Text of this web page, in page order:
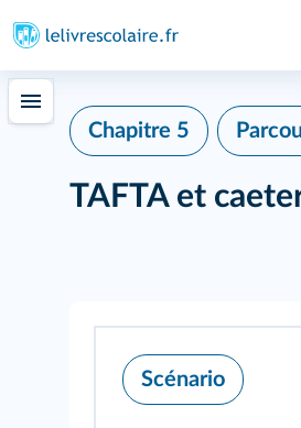
Chapitre 5
TAFTA et
Scénario